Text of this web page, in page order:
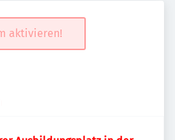
aktivieren!